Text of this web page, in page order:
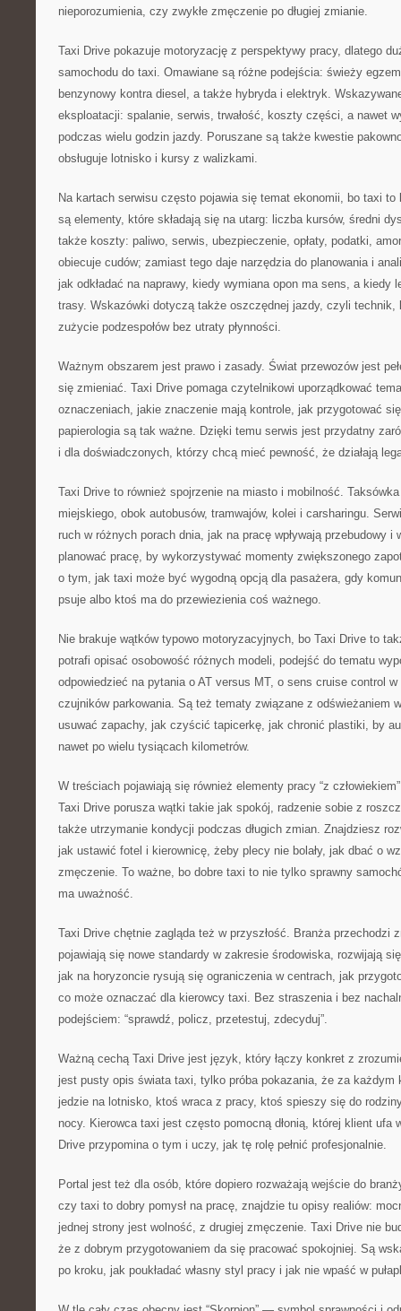
nieporozumienia, czy zwykłe zmęczenie po długiej zmianie.
Taxi Drive pokazuje motoryzację z perspektywy pracy, dlatego
samochodu do taxi. Omawiane są różne podejścia: świeży
benzynowy kontra diesel, a także hybryda i elektryk.
eksploatacji: spalanie, serwis, trwałość, koszty części, a nawet
podczas wielu godzin jazdy. Poruszane są także kwestie
obsługuje lotnisko i kursy z walizkami.
Na kartach serwisu często pojawia się temat ekonomii, bo taxi to
są elementy, które składają się na utarg: liczba kursów, średni
także koszty: paliwo, serwis, ubezpieczenie, opłaty, podatki,
obiecuje cudów; zamiast tego daje narzędzia do planowania i
jak odkładać na naprawy, kiedy wymiana opon ma sens, a kiedy
trasy. Wskazówki dotyczą także oszczędnej jazdy, czyli technik,
zużycie podzespołów bez utraty płynności.
Ważnym obszarem jest prawo i zasady. Świat przewozów jest
się zmieniać. Taxi Drive pomaga czytelnikowi uporządkować
oznaczeniach, jakie znaczenie mają kontrole, jak przygotować
papierologia są tak ważne. Dzięki temu serwis jest przydatny
i dla doświadczonych, którzy chcą mieć pewność, że działają
Taxi Drive to również spojrzenie na miasto i mobilność.
miejskiego, obok autobusów, tramwajów, kolei i carsharingu.
ruch w różnych porach dnia, jak na pracę wpływają przebudowy i
planować pracę, by wykorzystywać momenty zwiększonego
o tym, jak taxi może być wygodną opcją dla pasażera, gdy
psuje albo ktoś ma do przewiezienia coś ważnego.
Nie brakuje wątków typowo motoryzacyjnych, bo Taxi Drive to
potrafi opisać osobowość różnych modeli, podejść do tematu
odpowiedzieć na pytania o AT versus MT, o sens cruise control
czujników parkowania. Są też tematy związane z odświeżaniem
usuwać zapachy, jak czyścić tapicerkę, jak chronić plastiki, by
nawet po wielu tysiącach kilometrów.
W treściach pojawiają się również elementy pracy “z
Taxi Drive porusza wątki takie jak spokój, radzenie sobie z
także utrzymanie kondycji podczas długich zmian. Znajdziesz
jak ustawić fotel i kierownicę, żeby plecy nie bolały, jak dbać o
zmęczenie. To ważne, bo dobre taxi to nie tylko sprawny
ma uważność.
Taxi Drive chętnie zagląda też w przyszłość. Branża przechodzi
pojawiają się nowe standardy w zakresie środowiska, rozwijają
jak na horyzoncie rysują się ograniczenia w centrach, jak
co może oznaczać dla kierowcy taxi. Bez straszenia i bez
podejściem: “sprawdź, policz, przetestuj, zdecyduj”.
Ważną cechą Taxi Drive jest język, który łączy konkret z
jest pusty opis świata taxi, tylko próba pokazania, że za każdym
jedzie na lotnisko, ktoś wraca z pracy, ktoś spieszy się do
nocy. Kierowca taxi jest często pomocną dłonią, której klient ufa
Drive przypomina o tym i uczy, jak tę rolę pełnić profesjonalnie.
Portal jest też dla osób, które dopiero rozważają wejście do
czy taxi to dobry pomysł na pracę, znajdzie tu opisy realiów:
jednej strony jest wolność, z drugiej zmęczenie. Taxi Drive nie
że z dobrym przygotowaniem da się pracować spokojniej. Są
po kroku, jak poukładać własny styl pracy i jak nie wpaść w